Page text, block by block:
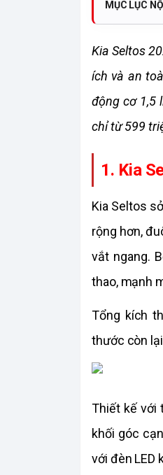
MỤC LỤC
Kia Seltos
ích và an
động cơ 1,5
chỉ từ 599
1. Kia
Kia Seltos
rộng hơn,
vắt ngang.
thao, mạnh
Tổng kích
thước còn
Thiết kế với
khối góc
với đèn LED